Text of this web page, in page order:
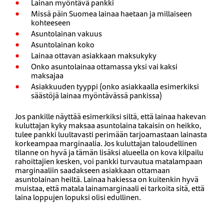
Missä päin Suomea lainaa haetaan ja millaiseen
kohteeseen
Asuntolainan vakuus
Asuntolainan koko
Lainaa ottavan asiakkaan maksukyky
Onko asuntolainaa ottamassa yksi vai kaksi
maksajaa
Asiakkuuden tyyppi (onko asiakkaalla esimerkiksi
säästöjä lainaa myöntävässä pankissa)
Jos pankille näyttää esimerkiksi siltä, että lainaa hakevan
kuluttajan kyky maksaa asuntolaina takaisin on heikko,
tulee pankki luultavasti perimään tarjoamastaan lainasta
korkeampaa marginaalia. Jos kuluttajan taloudellinen
tilanne on hyvä ja tämän lisäksi alueella on kova kilpailu
rahoittajien kesken, voi pankki turvautua matalampaan
marginaaliin saadakseen asiakkaan ottamaan
asuntolainan heiltä. Lainaa hakiessa on kuitenkin hyvä
muistaa, että matala lainamarginaali ei tarkoita sitä, että
laina loppujen lopuksi olisi edullinen.